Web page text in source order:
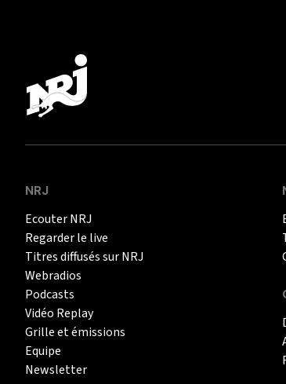
NRJ
Ecouter NRJ
Regarder le live
Titres diffusés sur NRJ
Webradios
Podcasts
Vidéo Replay
Grille et émissions
Equipe
Newsletter